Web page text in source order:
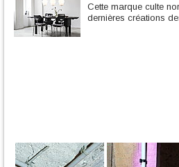
Cette marque culte
dernières créations